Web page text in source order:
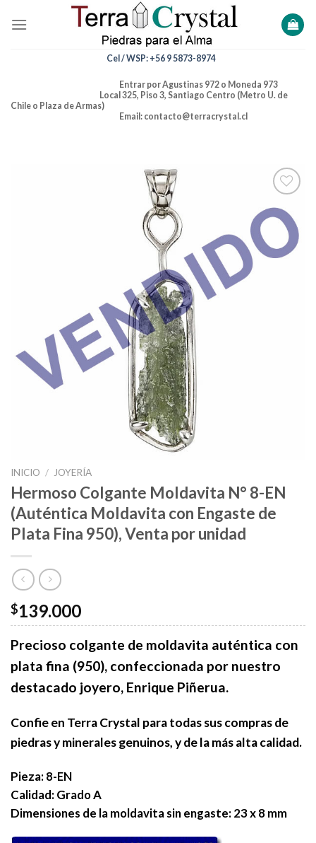
Cel / WSP: +56 9 5873-8974
Entrar por Agustinas 972 o Moneda 973
Local 325, Piso 3, Santiago Centro (Metro U. de
Chile o Plaza de Armas)
Email: contacto@terracrystal.cl
Añadir
a la
lista de
deseos
INICIO / JOYERÍA
Hermoso Colgante Moldavita N° 8-EN
(Auténtica Moldavita con Engaste de
Plata Fina 950), Venta por unidad
$139.000
Precioso colgante de moldavita auténtica con
plata fina (950), confeccionada por nuestro
destacado joyero, Enrique Piñerua.
Confie en Terra Crystal para todas sus compras de
piedras y minerales genuinos, y de la más alta calidad.
Pieza: 8-EN
Calidad: Grado A
Dimensiones de la moldavita sin engaste: 23 x 8 mm